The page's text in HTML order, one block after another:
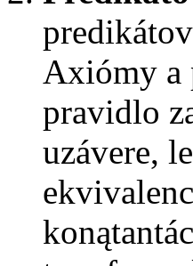
Axiómy a
pravidlo
uzávere,